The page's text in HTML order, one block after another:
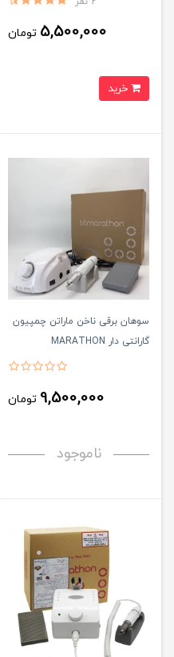
5,500,000 تومان
سوهان برقی ناخن ماراتن چمپیون
گارانتی دار MARATHON
9,500,000 تومان
ناموجود